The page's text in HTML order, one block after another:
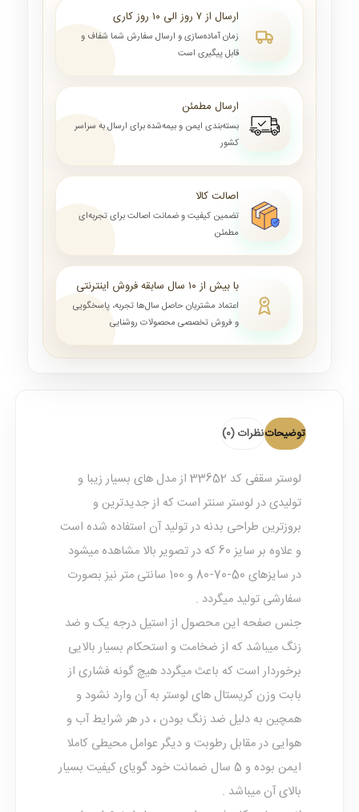
ارسال از ۷ روز الی ۱۰ روز کاری
زمان آماده‌سازی و ارسال سفارش شما شفاف و
قابل پیگیری است
ارسال مطمئن
بسته‌بندی ایمن و بیمه‌شده برای ارسال به سراسر
کشور
اصالت کالا
تضمین کیفیت و ضمانت اصالت برای تجربه‌ای
مطمئن
با بیش از ۱۰ سال سابقه فروش اینترنتی
اعتماد مشتریان حاصل سال‌ها تجربه، پاسخگویی
و فروش تخصصی محصولات روشنایی
توضیحاتنظرات (0)
لوستر سقفی
کد 33652 از مدل های بسیار زیبا و
تولیدی در لوستر سنتر است که از جدیدترین و
بروزترین طراحی بدنه در تولید آن استفاده شده است
و علاوه بر سایز 60 که در تصویر بالا مشاهده میشود
در سایزهای 50-70-80 و 100 سانتی متر نیز بصورت
سفارشی تولید میگردد .
جنس صفحه این محصول از استیل درجه یک و ضد
زنگ میباشد که از ضخامت و استحکام بسیار بالایی
برخوردار است که باعث میگردد هیچ گونه فشاری از
بابت وزن کریستال های لوستر به آن وارد نشود و
همچین به دلیل ضد زنگ بودن ، در هر شرایط آب و
هوایی در مقابل رطوبت و دیگر عوامل محیطی کاملا
ایمن بوده و 5 سال ضمانت خود گویای کیفیت بسیار
بالای آن میباشد .